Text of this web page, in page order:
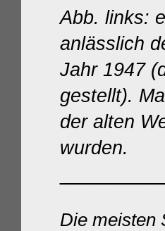
Abb. links:
anlässlich
Jahr 1947 (
gestellt).
der alten
wurden.
Die meisten